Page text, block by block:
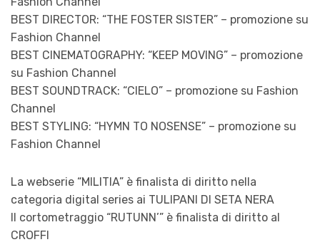
BEST DIRECTOR: “THE FOSTER SISTER” – promozione su
Fashion Channel
BEST CINEMATOGRAPHY: “KEEP MOVING” – promozione
su Fashion Channel
BEST SOUNDTRACK: “CIELO” – promozione su Fashion
Channel
BEST STYLING: “HYMN TO NOSENSE” – promozione su
Fashion Channel
La webserie “MILITIA” è finalista di diritto nella
categoria digital series ai TULIPANI DI SETA NERA
Il cortometraggio “RUTUNN’” è finalista di diritto al
CROFFI